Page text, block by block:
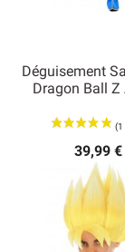
Déguisement
Dragon Ball Z
39,99 €